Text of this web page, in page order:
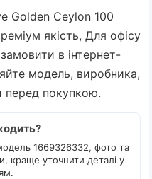
Golden Ceylon 100
якість, Для офісу
в інтернет-
модель, виробника,
перед покупкою.
1669326332, фото та
краще уточнити деталі у